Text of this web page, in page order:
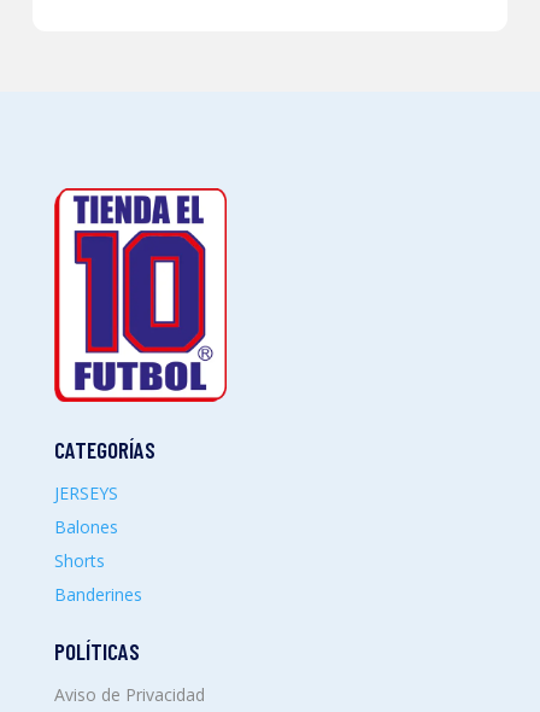
CATEGORÍAS
JERSEYS
Balones
Shorts
Banderines
POLÍTICAS
Aviso de Privacidad